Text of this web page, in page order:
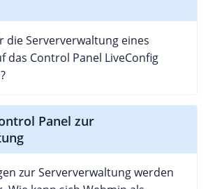
die Serververwaltung eines
das Control Panel LiveConfig
Panel zur
zur Serververwaltung werden